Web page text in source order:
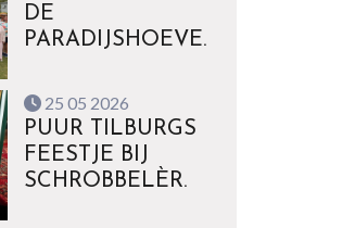
DE
PARADIJSHOEVE.
25 05 2026
PUUR TILBURGS
FEESTJE BIJ
SCHROBBELÈR.